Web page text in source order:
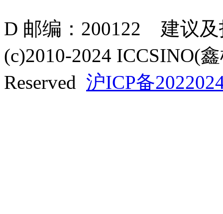
D 邮编：200122 建议
(c)2010-2024 ICCSINO(
Reserved 沪ICP备